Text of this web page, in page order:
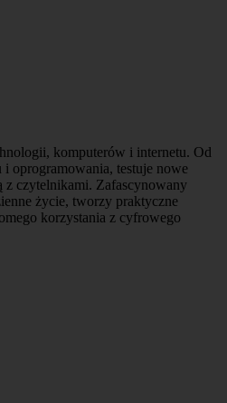
komputerów i internetu. Od
oprogramowania, testuje nowe
z czytelnikami. Zafascynowany
życie, tworzy praktyczne
korzystania z cyfrowego